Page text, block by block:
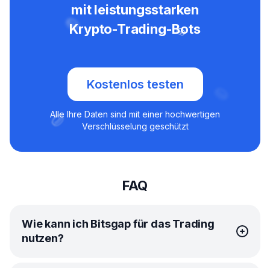
mit leistungsstarken
Krypto-Trading-Bots
Kostenlos testen
Alle Ihre Daten sind mit einer hochwertigen
Verschlüsselung geschützt
FAQ
Wie kann ich Bitsgap für das Trading
nutzen?